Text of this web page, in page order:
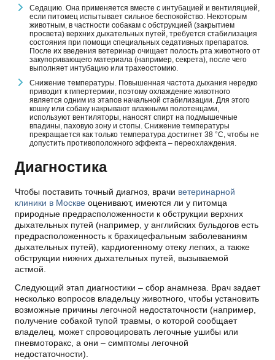
Седацию. Она применяется вместе с интубацией и вентиляцией,
если питомец испытывает сильное беспокойство. Некоторым
животным, в частности собакам с обструкцией (закрытием
просвета) верхних дыхательных путей, требуется стабилизация
состояния при помощи специальных седативных препаратов.
После их введения ветеринар очищает полость рта животного от
закупоривающего материала (например, секрета), после чего
выполняет интубацию или трахеостомию.
Снижение температуры. Повышенная частота дыхания нередко
приводит к гипертермии, поэтому охлаждение животного
является одним из этапов начальной стабилизации. Для этого
кошку или собаку накрывают влажными полотенцами,
используют вентиляторы, наносят спирт на подмышечные
впадины, паховую зону и стопы. Снижение температуры
прекращается как только температура достигнет 38 °С, чтобы не
допустить противоположного эффекта – переохлаждения.
Диагностика
Чтобы поставить точный диагноз, врачи ветеринарной
клиники в Москве оценивают, имеются ли у питомца
природные предрасположенности к обструкции верхних
дыхательных путей (например, у английских бульдогов есть
предрасположенность к брахицефальным заболеваниям
дыхательных путей), кардиогенному отеку легких, а также
обструкции нижних дыхательных путей, вызываемой
астмой.
Следующий этап диагностики – сбор анамнеза. Врач задает
несколько вопросов владельцу животного, чтобы установить
возможные причины легочной недостаточности (например,
получение собакой тупой травмы, о которой сообщает
владелец, может спровоцировать легочные ушибы или
пневмоторакс, а они – симптомы легочной
недостаточности).